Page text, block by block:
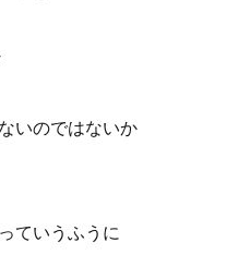
いのではないか
ていうふうに